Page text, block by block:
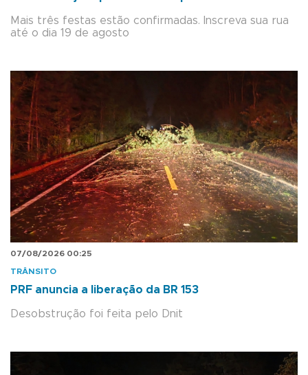
Mais três festas estão confirmadas. Inscreva sua rua
até o dia 19 de agosto
07/08/2026 00:25
TRÂNSITO
PRF anuncia a liberação da BR 153
Desobstrução foi feita pelo Dnit